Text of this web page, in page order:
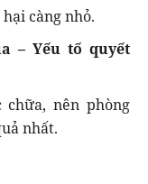
càng nhỏ.
– Yếu tố quyết
nên phòng
nhất.